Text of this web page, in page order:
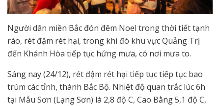
Người dân miền Bắc đón đêm Noel trong thời tiết tạnh
ráo, rét đậm rét hại, trong khi đó khu vực Quảng Trị
đến Khánh Hòa tiếp tục hứng mưa, có nơi mưa to.
Sáng nay (24/12), rét đậm rét hại tiếp tục tiếp tục bao
trùm các tỉnh, thành Bắc Bộ. Nhiệt độ quan trắc lúc 6h
tại Mẫu Sơn (Lạng Sơn) là 2,8 độ C, Cao Bằng 5,1 độ C,